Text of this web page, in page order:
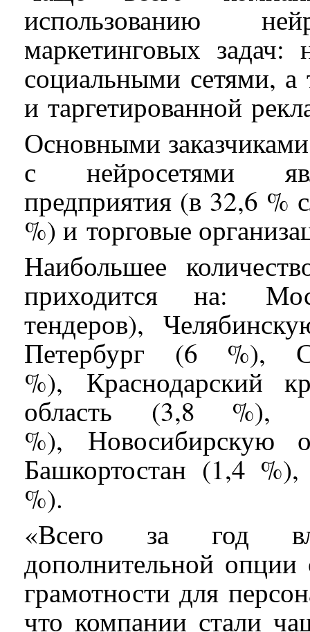
использованию
маркетинговых задач:
социальными сетями, а
и таргетированной
Основными
с нейросетями
предприятия (в 32,6 %
%) и торговые
Наибольшее
приходится на:
тендеров),
Петербург (6 %),
%), Краснодарский
область (3,8 %),
%), Новосибирскую
Башкортостан (1,4
%).
«Всего за год
дополнительной
грамотности для
что компании стали